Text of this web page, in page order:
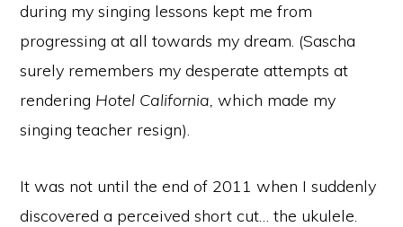
during my singing lessons kept me from
progressing at all towards my dream. (Sascha
surely remembers my desperate attempts at
rendering Hotel California, which made my
singing teacher resign).
It was not until the end of 2011 when I suddenly
discovered a perceived short cut… the ukulele.